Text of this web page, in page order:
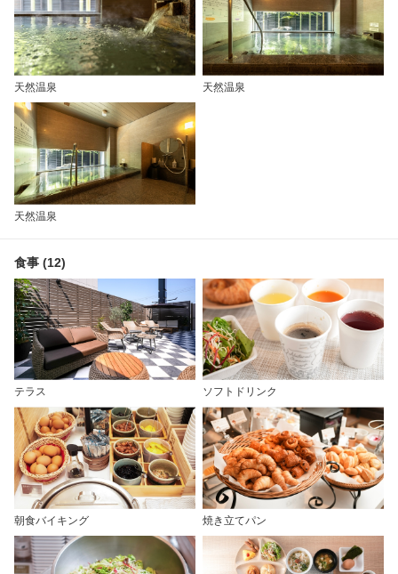
天然温泉 天然温泉
天然温泉
食事 (12)
テラス ソフトドリンク
朝食バイキング 焼き立てパン